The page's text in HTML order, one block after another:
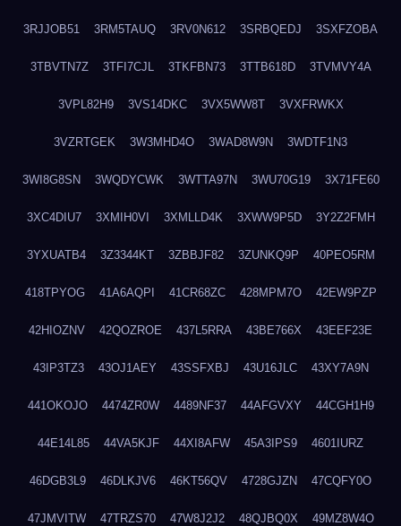
3RJJOB51 3RM5TAUQ 3RV0N612 3SRBQEDJ 3SXFZOBA
3TBVTN7Z 3TFI7CJL 3TKFBN73 3TTB618D 3TVMVY4A
3VPL82H9 3VS14DKC 3VX5WW8T 3VXFRWKX
3VZRTGEK 3W3MHD4O 3WAD8W9N 3WDTF1N3
3WI8G8SN 3WQDYCWK 3WTTA97N 3WU70G19 3X71FE60
3XC4DIU7 3XMIH0VI 3XMLLD4K 3XWW9P5D 3Y2Z2FMH
3YXUATB4 3Z3344KT 3ZBBJF82 3ZUNKQ9P 40PEO5RM
418TPYOG 41A6AQPI 41CR68ZC 428MPM7O 42EW9PZP
42HIOZNV 42QOZROE 437L5RRA 43BE766X 43EEF23E
43IP3TZ3 43OJ1AEY 43SSFXBJ 43U16JLC 43XY7A9N
441OKOJO 4474ZR0W 4489NF37 44AFGVXY 44CGH1H9
44E14L85 44VA5KJF 44XI8AFW 45A3IPS9 4601IURZ
46DGB3L9 46DLKJV6 46KT56QV 4728GJZN 47CQFY0O
47JMVITW 47TRZS70 47W8J2J2 48QJBQ0X 49MZ8W4O